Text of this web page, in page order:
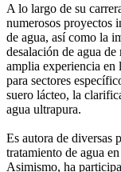
A lo largo de su
numerosos proyectos
de agua, así como la
desalación de agua
amplia experiencia en
para sectores
suero lácteo, la
agua ultrapura.
Es autora de diversas
tratamiento de agua
Asimismo, ha